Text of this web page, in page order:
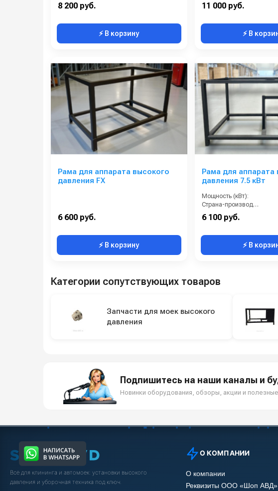
8 200 руб.
⚡ В корзину
11 000 руб.
⚡ В
Рама для аппарата высокого
давления FX
6 600 руб.
⚡ В корзину
Рама для аппарата
давления 7.5 кВт
Мощность (кВт):
Страна-производитель:
6 100 руб.
⚡ В
Категории сопутствующих товаров
Запчасти для моек высокого
давления
Подпишитесь на наши каналы и
Новинки оборудования, обзоры, акции и
Всё для клининга и автомоек: установки высокого
давления и уборочная техника под ключ.
О КОМПАНИИ
О компании
Реквизиты ООО «Шоп АВД»